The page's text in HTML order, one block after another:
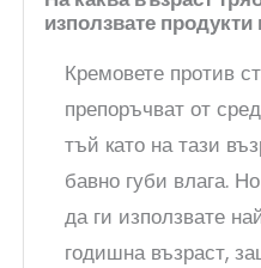
използвате продукти
Кремовете против
препоръчват от
тъй като на тази
бавно губи влага.
да ги използвате
годишна възраст,